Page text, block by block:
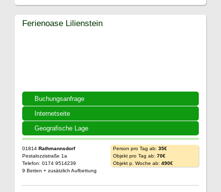
Buchungsanfrage
Internetseite
Geografische Lage
Ferienoase Lilienstein
01814 Rathmannsdorf
Pestalozzistraße 1a
Telefon: 0174 9514239
9 Betten + zusätzlich Aufbettung
Person pro Tag ab: 35€
Objekt pro Tag ab: 70€
Objekt p. Woche ab: 490€